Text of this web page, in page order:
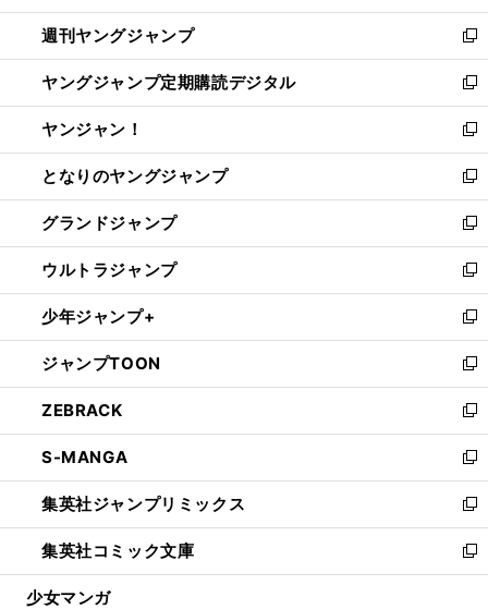
開
く
ウ
で
開
く
ン
ド
ウ
で
開
く
ウ
ィ
ン
ド
ウ
で
開
く
週刊ヤングジャンプ
新
し
い
ウ
ィ
ン
ド
ウ
で
開
く
ヤングジャンプ定期購読デジタル
新
し
い
ウ
ィ
ン
ド
ウ
で
開
く
ヤンジャン！
新
し
い
ウ
ィ
ン
ド
ウ
で
開
く
となりのヤングジャンプ
新
し
い
ウ
ィ
ン
ド
ウ
で
開
く
グランドジャンプ
新
し
い
ウ
ィ
ン
ド
ウ
で
開
く
ウルトラジャンプ
新
し
い
ウ
ィ
ン
ド
ウ
で
開
く
少年ジャンプ+
新
し
い
ウ
ィ
ン
ド
ウ
で
開
く
ジャンプTOON
新
し
い
ウ
ィ
ン
ド
ウ
で
開
ZEBRACK
新
し
い
ウ
ィ
ン
ド
ウ
S-MANGA
新
し
い
ウ
ィ
ン
集英社ジャンプリミックス
新
し
い
ウ
集英社コミック文庫
新
し
少女マンガ